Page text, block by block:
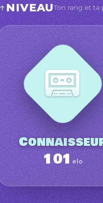
NIVEAUTon rang et ta
101 elo